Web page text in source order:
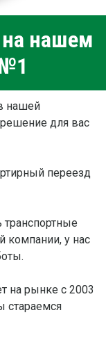
нашем
нашей
для вас
переезд
транспортные
у нас
на рынке с 2003
стараемся